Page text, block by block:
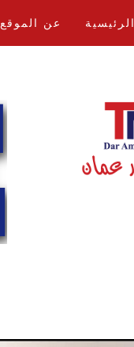
عن الموقع الرئيسية